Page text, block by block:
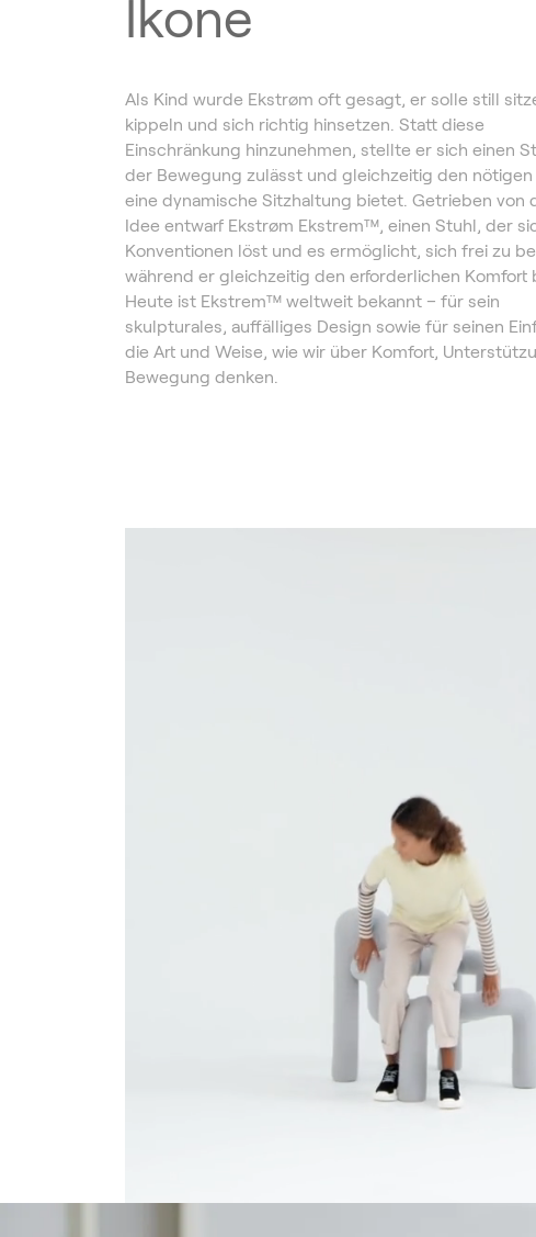
Ikone
Als Kind wurde Ekstrøm oft gesagt, er solle still
kippeln und sich richtig hinsetzen. Statt diese
Einschränkung hinzunehmen, stellte er sich einen
der Bewegung zulässt und gleichzeitig den
eine dynamische Sitzhaltung bietet. Getrieben von
Idee entwarf Ekstrøm Ekstrem™, einen Stuhl, der
Konventionen löst und es ermöglicht, sich frei zu
während er gleichzeitig den erforderlichen Komfort
Heute ist Ekstrem™ weltweit bekannt – für sein
skulpturales, auffälliges Design sowie für seinen
die Art und Weise, wie wir über Komfort,
Bewegung denken.